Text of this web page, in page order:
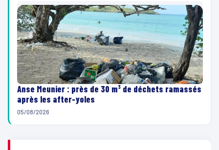
Anse Meunier : près de 30 m³ de déchets ramassés
après les after-yoles
05/08/2026